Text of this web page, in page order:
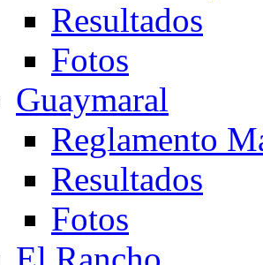
Resultados
Fotos
Guaymaral
Reglamento
Resultados
Fotos